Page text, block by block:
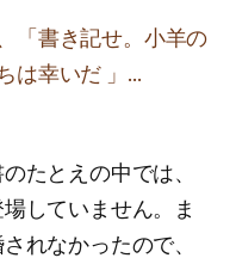
「書き記せ。小羊の
は幸いだ 」…
たとえの中では、
していません。ま
れなかったので、